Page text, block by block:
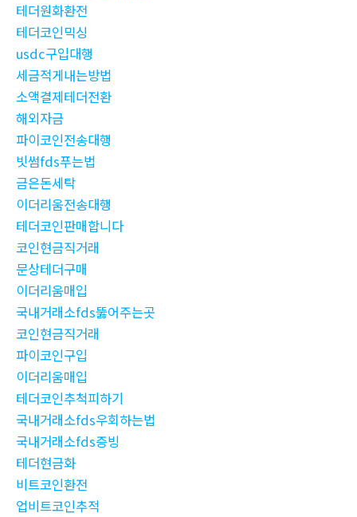
테더원화환전
테더코인믹싱
usdc구입대행
세금적게내는방법
소액결제테더전환
해외자금
파이코인전송대행
빗썸fds푸는법
금은돈세탁
이더리움전송대행
테더코인판매합니다
코인현금직거래
문상테더구매
이더리움매입
국내거래소fds뚫어주는곳
코인현금직거래
파이코인구입
이더리움매입
테더코인추척피하기
국내거래소fds우회하는법
국내거래소fds증빙
테더현금화
비트코인환전
업비트코인추적